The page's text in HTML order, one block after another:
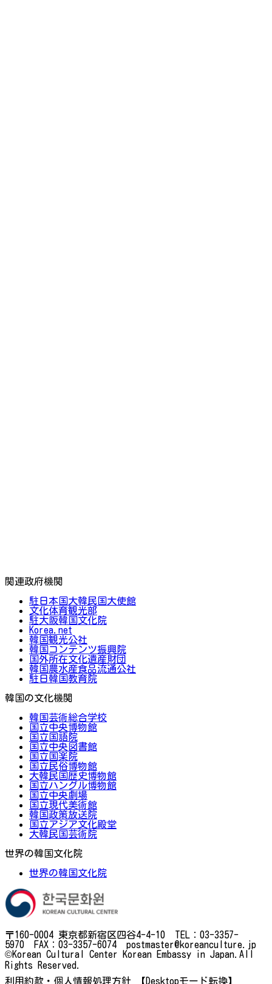
関連政府機関
駐日本国大韓民国大使館
文化体育観光部
駐大阪韓国文化院
Korea.net
韓国観光公社
韓国コンテンツ振興院
国外所在文化遺産財団
韓国農水産食品流通公社
駐日韓国教育院
韓国の文化機関
韓国芸術総合学校
国立中央博物館
国立国語院
国立中央図書館
国立国楽院
国立民俗博物館
大韓民国歴史博物館
国立ハングル博物館
国立中央劇場
国立現代美術館
韓国政策放送院
国立アジア文化殿堂
大韓民国芸術院
世界の韓国文化院
世界の韓国文化院
〒160-0004 東京都新宿区四谷4-4-10 TEL：03-3357-
5970 FAX：03-3357-6074 postmaster@koreanculture.jp
©Korean Cultural Center Korean Embassy in Japan.All
Rights Reserved.
利用約款・個人情報処理方針
【Desktopモード転換】